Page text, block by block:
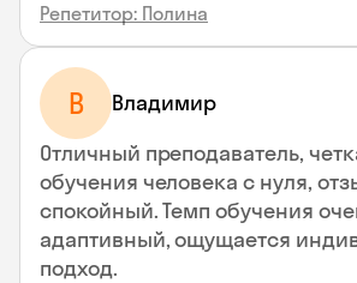
Репетитор: Полина
В Владимир
Отличный преподаватель,
обучения человека с нуля,
спокойный. Темп обучения
адаптивный, ощущается
подход.